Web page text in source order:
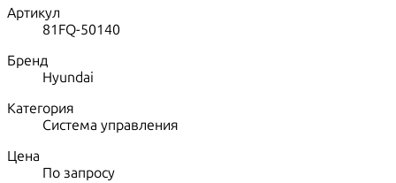
Артикул
81FQ-50140
Бренд
Hyundai
Категория
Система управления
Цена
По запросу